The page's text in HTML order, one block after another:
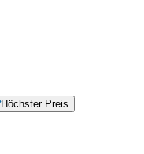
Höchster Preis